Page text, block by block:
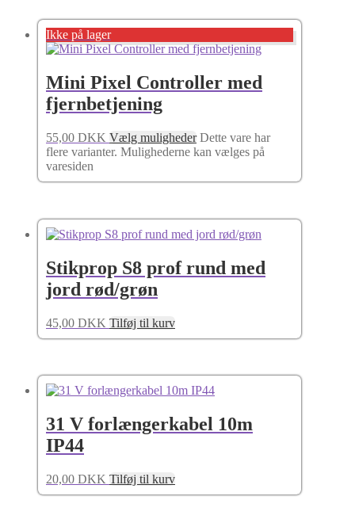
Ikke på lager
Mini Pixel Controller med
fjernbetjening
55,00 DKK Vælg muligheder Dette vare har
flere varianter. Mulighederne kan vælges på
varesiden
Stikprop S8 prof rund med
jord rød/grøn
45,00 DKK Tilføj til kurv
31 V forlængerkabel 10m
IP44
20,00 DKK Tilføj til kurv